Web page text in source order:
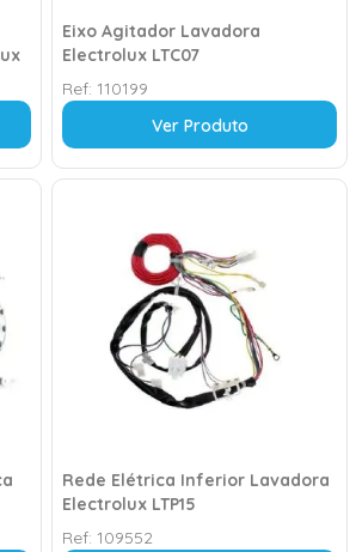
Eixo Agitador Lavadora
Electrolux LTC07
Ref: 110199
Ver Produto
Rede Elétrica Inferior Lavadora
Electrolux LTP15
Ref: 109552